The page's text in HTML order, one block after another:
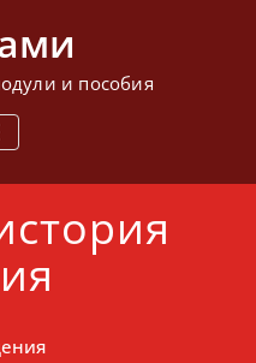
и пособия